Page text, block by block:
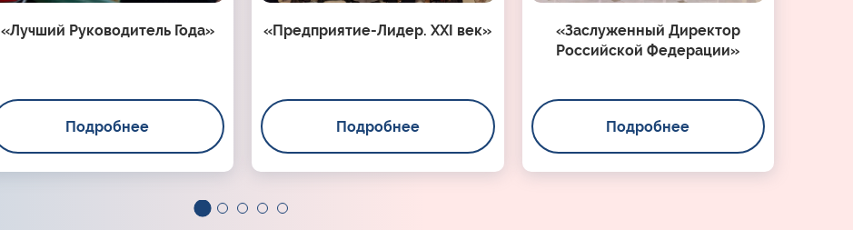
«Лучший Руководитель Года»
Подробнее
«Предприятие-Лидер. XXI век»
Подробнее
«Заслуженный Директор
Российской Федерации»
Подробнее